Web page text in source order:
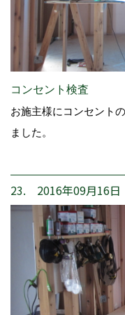
コンセント検査
お施主様にコンセント
ました。
23. 2016年09月16日